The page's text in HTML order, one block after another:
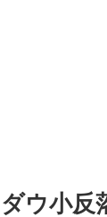
ウ小反